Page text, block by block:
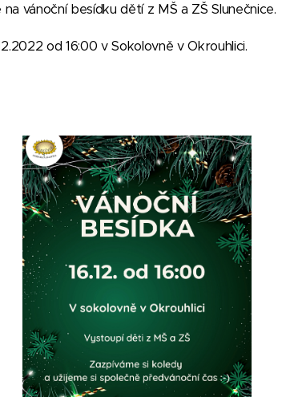
vánoční besídku dětí z MŠ a ZŠ Slunečnice.
od 16:00 v Sokolovně v Okrouhlici.